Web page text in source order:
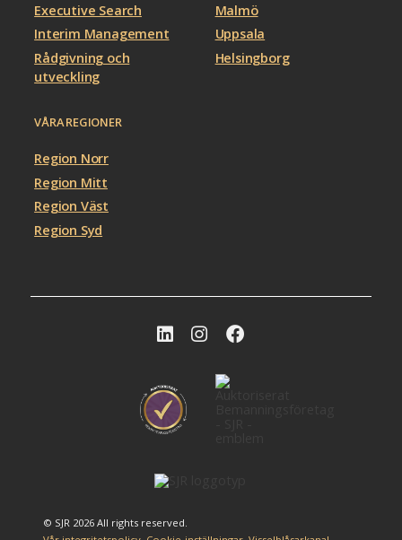
Executive Search
Interim Management
Rådgivning och
utveckling
Malmö
Uppsala
Helsingborg
VÅRA REGIONER
Region Norr
Region Mitt
Region Väst
Region Syd
© SJR 2026 All rights reserved.